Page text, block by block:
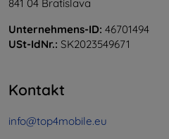
841 04 Bratislava
Unternehmens-ID: 46701494
USt-IdNr.: SK2023549671
Kontakt
info@top4mobile.eu